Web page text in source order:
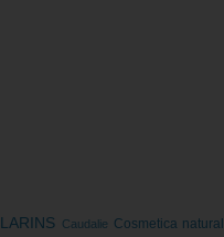
Caudalie Cosmetica natural